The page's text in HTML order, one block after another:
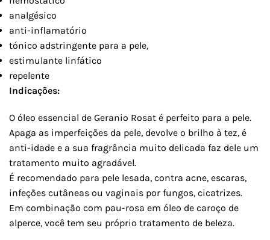
analgésico
anti-inflamatório
tónico adstringente para a pele,
estimulante linfático
repelente
Indicações:
O óleo essencial de Geranio Rosat é perfeito para a pele.
Apaga as imperfeições da pele, devolve o brilho à tez, é
anti-idade e a sua fragrância muito delicada faz dele um
tratamento muito agradável.
É recomendado para pele lesada, contra acne, escaras,
infeções cutâneas ou vaginais por fungos, cicatrizes.
Em combinação com pau-rosa em óleo de caroço de
alperce, você tem seu próprio tratamento de beleza.